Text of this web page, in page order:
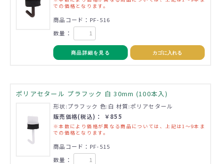
での価格となります。
商品コード：PF-516
数量：
商品詳細を見る カゴに入れる
ポリアセタール プラフック 白 30mm (100本入)
形状:プラフック 色:白 材質:ポリアセタール
販売価格(税込)： ￥855
※本数により価格が異なる商品については、上記は1～9本ま
での価格となります。
商品コード：PF-515
数量：